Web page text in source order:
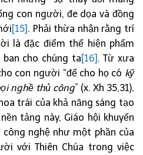
con người, đe dọa và đồng
[15] . Phải thừa nhận rằng trí
là đặc điểm thể hiện phẩm
cho chúng ta[16] . Từ xưa
con người “để cho họ có kỹ
nghề thủ công” (x. Xh 35,31),
trái của khả năng sáng tạo
tảng này, Giáo hội khuyến
công nghệ như một phần của
với Thiên Chúa trong việc